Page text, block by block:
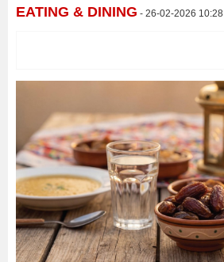
EATING & DINING - 26-02-2026 10:28